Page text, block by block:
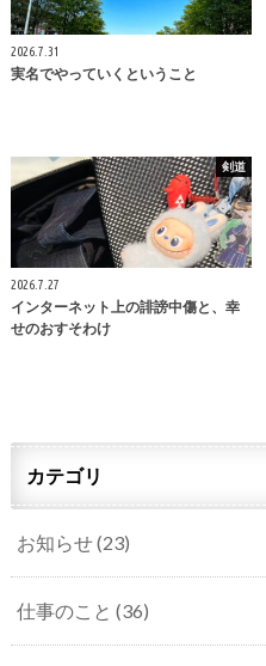
2026.7.31
実名でやっていくということ
剣道
2026.7.27
インターネット上の誹謗中傷と、幸
せのおすそわけ
カテゴリ
お知らせ(23)
仕事のこと (36)